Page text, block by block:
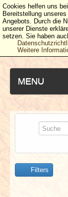
MENU
NEUESTE
NEWS &
BERICHTE
Filters
Cookies helfen uns
Bereitstellung
Angebots. Durch die
unserer Dienste
setzen. Sie haben
Weitere